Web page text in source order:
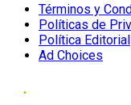
Términos y
Políticas de
Política Editorial
Ad Choices